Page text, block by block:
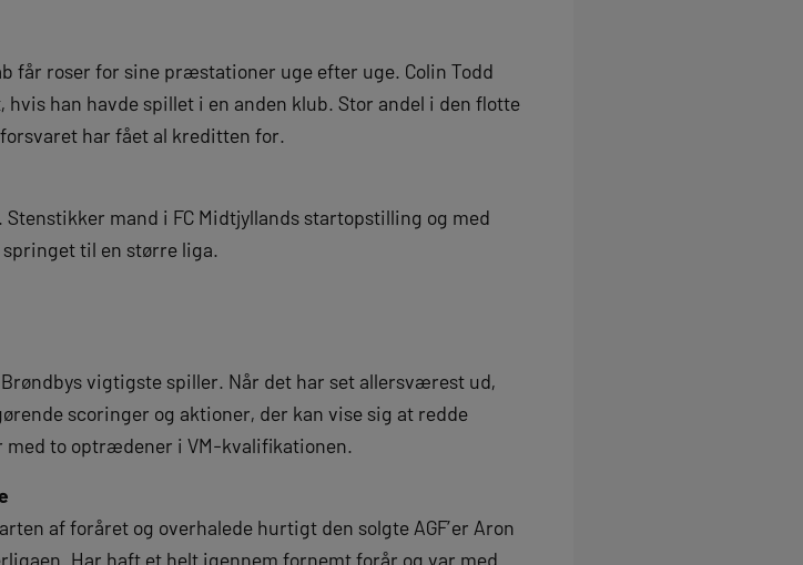
får roser for sine præstationer uge efter uge. Colin Todd
han havde spillet i en anden klub. Stor andel i den flotte
har fået al kreditten for.
mand i FC Midtjyllands startopstilling og med
til en større liga.
vigtigste spiller. Når det har set allersværest ud,
scoringer og aktioner, der kan vise sig at redde
to optrædener i VM-kvalifikationen.
af foråret og overhalede hurtigt den solgte AGF’er Aron
Har haft et helt igennem fornemt forår og var med